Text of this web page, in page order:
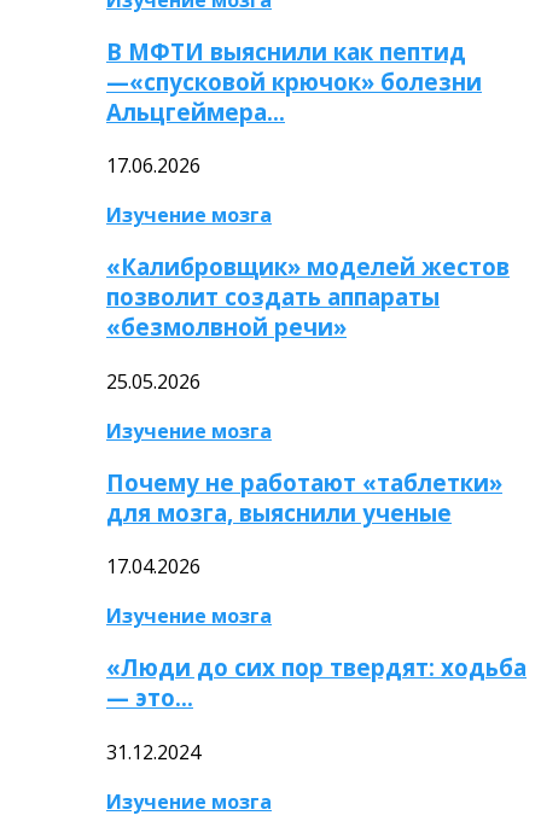
В МФТИ выяснили как пептид
—«спусковой крючок» болезни
Альцгеймера…
17.06.2026
Изучение мозга
«Калибровщик» моделей жестов
позволит создать аппараты
«безмолвной речи»
25.05.2026
Изучение мозга
Почему не работают «таблетки»
для мозга, выяснили ученые
17.04.2026
Изучение мозга
«Люди до сих пор твердят: ходьба
— это…
31.12.2024
Изучение мозга